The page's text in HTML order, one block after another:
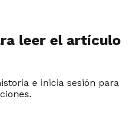
leer el artículo
e inicia sesión para